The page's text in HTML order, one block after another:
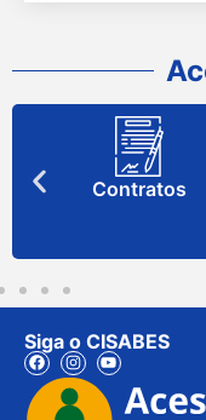
Contratos
Siga o CISABES